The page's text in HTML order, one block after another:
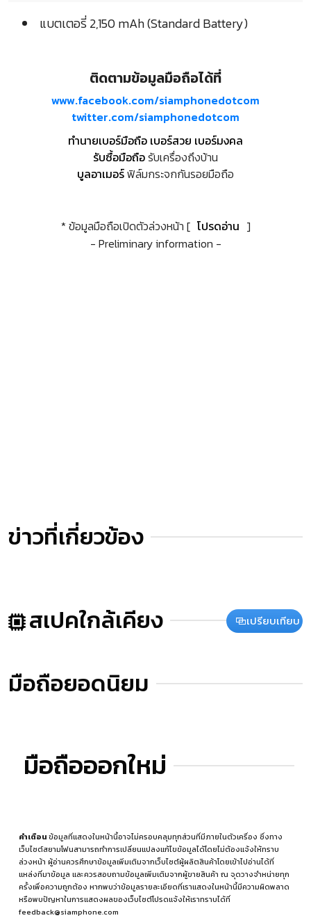
แบตเตอรี่ 2,150 mAh (Standard Battery)
ติดตามข้อมูลมือถือได้ที่
www.facebook.com/siamphonedotcom
twitter.com/siamphonedotcom
ทำนายเบอร์มือถือ เบอร์สวย เบอร์มงคล
รับซื้อมือถือรับเครื่องถึงบ้าน
บูลอาเมอร์ฟิล์มกระจกกันรอยมือถือ
* ข้อมูลมือถือเปิดตัวล่วงหน้า [ โปรดอ่าน ]
- Preliminary information -
ข่าวที่เกี่ยวข้อง
สเปคใกล้เคียง เปรียบเทียบ
มือถือยอดนิยม
มือถือออกใหม่
คำเตือนข้อมูลที่แสดงในหน้านี้อาจไม่ครอบคลุมทุกส่วนที่มีภายในตัวเครื่อง ซึ่งทาง
เว็บไซต์สยามโฟนสามารถทำการเปลี่ยนแปลงแก้ไขข้อมูลได้โดยไม่ต้องแจ้งให้ทราบ
ล่วงหน้า ผู้อ่านควรศึกษาข้อมูลเพิ่มเติมจากเว็บไซต์ผู้ผลิตสินค้าโดยเข้าไปอ่านได้ที่
แหล่งที่มาข้อมูล และควรสอบถามข้อมูลเพิ่มเติมจากผู้ขายสินค้า ณ จุดวางจำหน่ายทุก
ครั้งเพื่อความถูกต้อง หากพบว่าข้อมูลรายละเอียดที่เราแสดงในหน้านี้มีความผิดพลาด
หรือพบปัญหาในการแสดงผลของเว็บไซต์โปรดแจ้งให้เราทราบได้ที่
feedback@siamphone.com